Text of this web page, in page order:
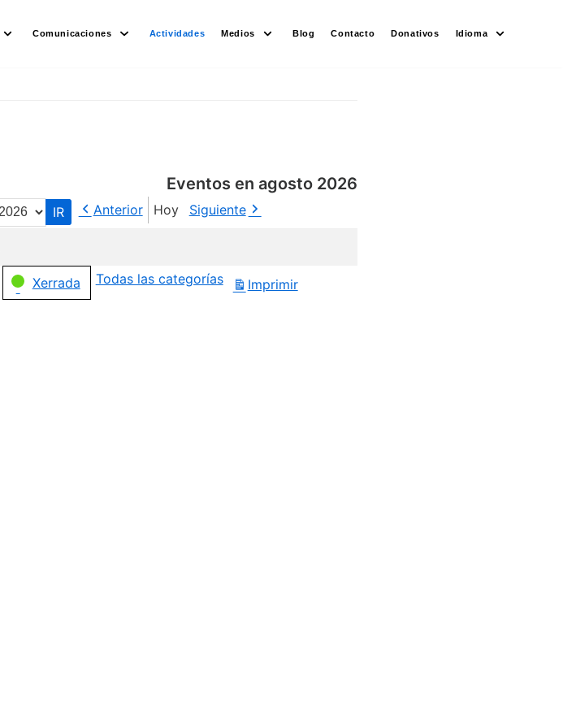
Comunicaciones Actividades Medios Blog Contacto Donativos Idioma
Eventos en agosto 2026
Anterior Hoy Siguiente
Xerrada Todas las categorías Imprimir